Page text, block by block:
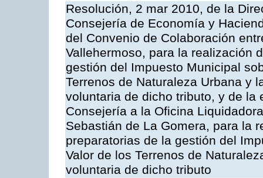
Resolución, 2 mar 2010, de la
Consejería de Economía y
del Convenio de Colaboración
Vallehermoso, para la realización
gestión del Impuesto Municipal
Terrenos de Naturaleza Urbana y
voluntaria de dicho tributo, y de la
Consejería a la Oficina
Sebastián de La Gomera, para la
preparatorias de la gestión del
Valor de los Terrenos de
voluntaria de dicho tributo